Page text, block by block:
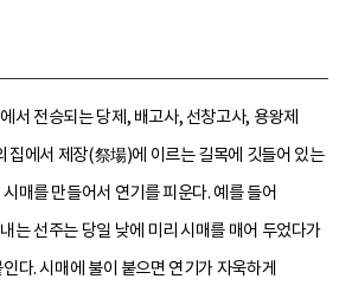
서 전승되는 당제, 배고사, 선창고사, 용왕제
집에서 제장(祭場)에 이르는 길목에 깃들어 있는
매를 만들어서 연기를 피운다. 예를 들어
는 선주는 당일 낮에 미리 시매를 매어 두었다가
다. 시매에 불이 붙으면 연기가 자욱하게